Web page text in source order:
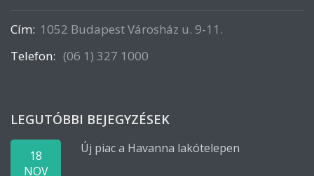
Cím: 1052 Budapest Városház u. 9-11.
Telefon: (06 1) 327 1000
LEGUTÓBBI BEJEGYZÉSEK
18
NOV
Új piac a Havanna lakótelepen